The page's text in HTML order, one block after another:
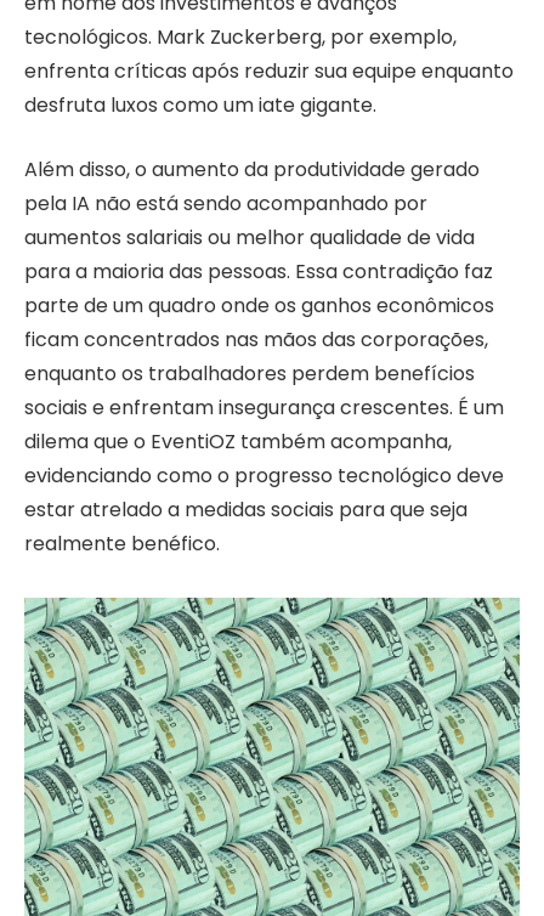
tecnológicos. Mark Zuckerberg, por exemplo,
enfrenta críticas após reduzir sua equipe enquanto
desfruta luxos como um iate gigante.
Além disso, o aumento da produtividade gerado
pela IA não está sendo acompanhado por
aumentos salariais ou melhor qualidade de vida
para a maioria das pessoas. Essa contradição faz
parte de um quadro onde os ganhos econômicos
ficam concentrados nas mãos das corporações,
enquanto os trabalhadores perdem benefícios
sociais e enfrentam insegurança crescentes. É um
dilema que o EventiOZ também acompanha,
evidenciando como o progresso tecnológico deve
estar atrelado a medidas sociais para que seja
realmente benéfico.